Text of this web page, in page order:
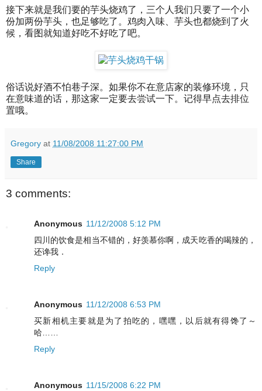
接下来就是我们要的芋头烧鸡了，三个人我们只要了一个小
份加两份芋头，也足够吃了。鸡肉入味、芋头也都烧到了火
候，看图就知道好吃不好吃了吧。
俗话说好酒不怕巷子深。如果你不在意店家的装修环境，只
在意味道的话，那这家一定要去尝试一下。记得早点去排位
置哦。
Gregory at 11/08/2008 11:27:00 PM
Share
3 comments:
Anonymous 11/12/2008 5:12 PM
四川的饮食是相当不错的，好羡慕你啊，成天吃香的喝辣的，
还谗我．
Reply
Anonymous 11/12/2008 6:53 PM
买新相机主要就是为了拍吃的，嘿嘿，以后就有得馋了～
哈……
Reply
Anonymous 11/15/2008 6:22 PM